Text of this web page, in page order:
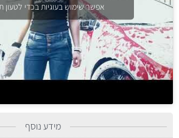
אפשר שימוש בעוגיות בכדי לטעון
מידע נוסף